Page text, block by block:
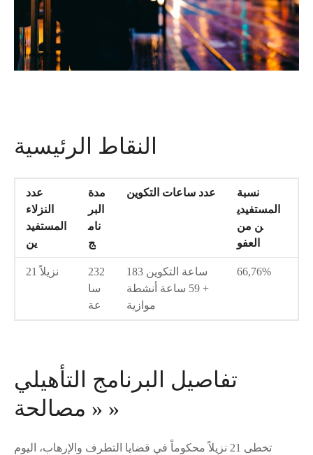
النقاط الرئيسية
عدد
النزلاء
المستفيد
ين
مدة
البر
نام
ج
عدد ساعات التكوين
نسبة
المستفيدي
ن من
العفو
21 نزيلاً
232
سا
عة
183 ساعة التكوين
+ 59 ساعة أنشطة
موازية
66,76%
تفاصيل البرنامج التأهيلي
« مصالحة »
تخطى 21 نزيلاً محكوماً في قضايا التطرف والإرهاب، اليوم